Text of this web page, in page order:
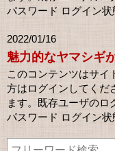
パスワード ログイン
2022/01/16
魅力的なヤマシギ
このコンテンツはサイ
方はログインしてくだ
ます。既存ユーザのロ
パスワード ログイン